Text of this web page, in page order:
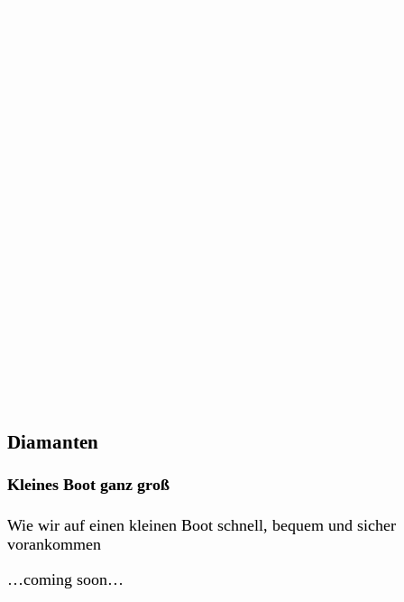
Diamanten
Kleines Boot ganz groß
Wie wir auf einen kleinen Boot schnell, bequem und sicher
vorankommen
…coming soon…